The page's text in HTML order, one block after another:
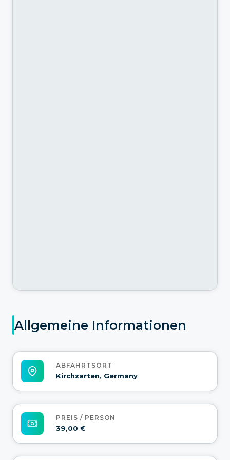
Allgemeine Informationen
ABFAHRTSORT
Kirchzarten, Germany
PREIS / PERSON
39,00 €